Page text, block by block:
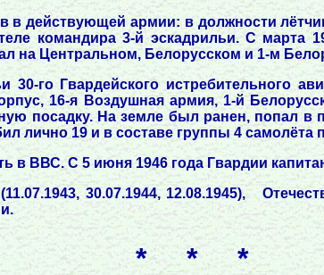
в действующей армии: в должности
командира 3-й эскадрильи. С марта
на Центральном, Белорусском и 1-м
30-го Гвардейского истребительного
16-я Воздушная армия, 1-й
посадку. На земле был ранен, попал в
лично 19 и в составе группы 4 самолёта
в ВВС. С 5 июня 1946 года Гвардии
30.07.1944, 12.08.1945),
* * *